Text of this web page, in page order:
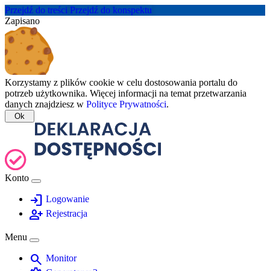
Przejdź do treści Przejdź do konspektu
Zapisano
Korzystamy z plików cookie w celu dostosowania portalu do
potrzeb użytkownika. Więcej informacji na temat przetwarzania
danych znajdziesz w Polityce Prywatności.
Ok
Konto
login Logowanie
person_add Rejestracja
Menu
search Monitor